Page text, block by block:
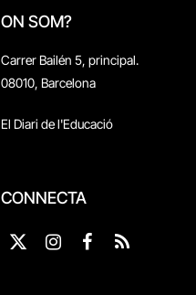
ON SOM?
Carrer Bailén 5, principal.
08010, Barcelona
El Diari de l'Educació
CONNECTA
X
Instagram
Facebook
RSS